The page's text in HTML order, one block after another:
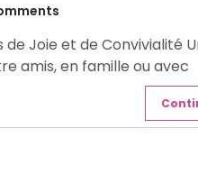
Joie et de Convivialité
amis, en famille ou avec